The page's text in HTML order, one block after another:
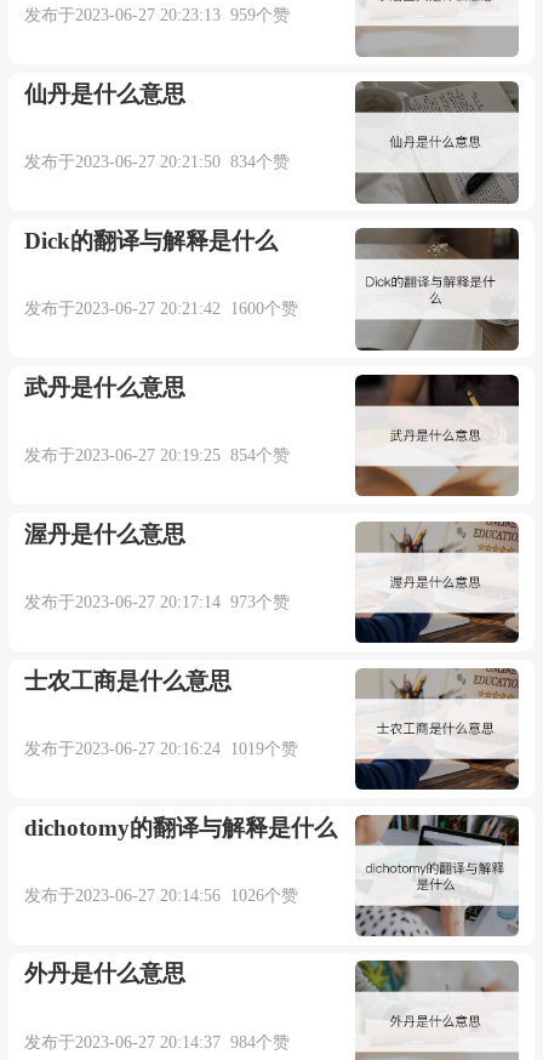
以通过邮箱juexin@juexinw.com联系我们删除！
发布于2023-06-27 20:23:13 959个赞
仙丹是什么意思
发布于2023-06-27 20:21:50 834个赞
Dick的翻译与解释是什么
发布于2023-06-27 20:21:42 1600个赞
武丹是什么意思
发布于2023-06-27 20:19:25 854个赞
渥丹是什么意思
发布于2023-06-27 20:17:14 973个赞
士农工商是什么意思
发布于2023-06-27 20:16:24 1019个赞
dichotomy的翻译与解释是什么
发布于2023-06-27 20:14:56 1026个赞
外丹是什么意思
发布于2023-06-27 20:14:37 984个赞